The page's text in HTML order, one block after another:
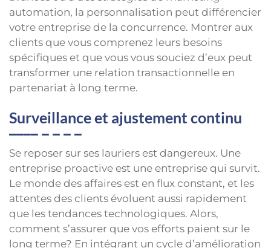
automation, la personnalisation peut différencier
votre entreprise de la concurrence. Montrer aux
clients que vous comprenez leurs besoins
spécifiques et que vous vous souciez d’eux peut
transformer une relation transactionnelle en
partenariat à long terme.
Surveillance et ajustement continu
Se reposer sur ses lauriers est dangereux. Une
entreprise proactive est une entreprise qui survit.
Le monde des affaires est en flux constant, et les
attentes des clients évoluent aussi rapidement
que les tendances technologiques. Alors,
comment s’assurer que vos efforts paient sur le
long terme? En intégrant un cycle d’amélioration